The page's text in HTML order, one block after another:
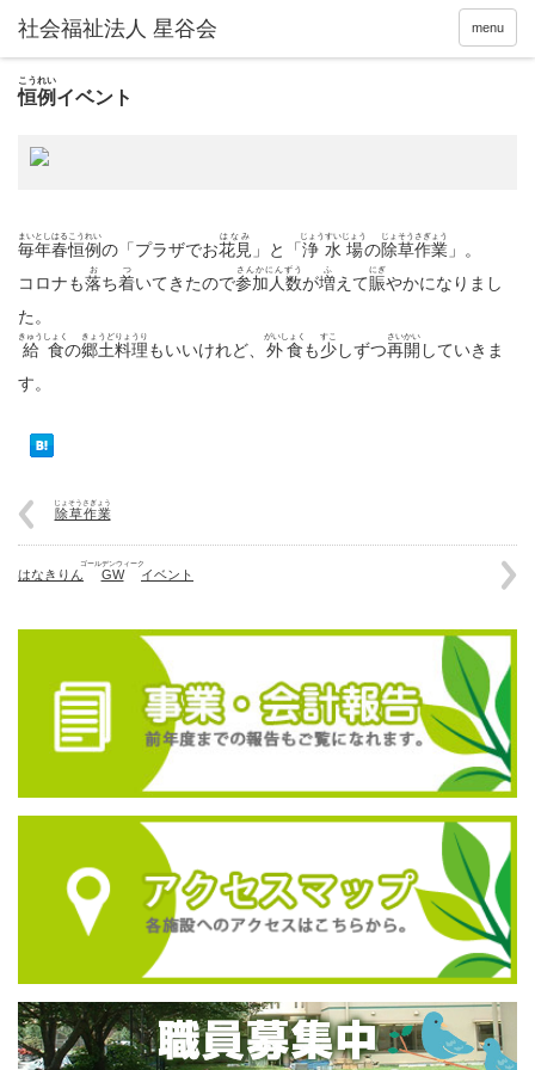
menu
恒例
こうれい
イベント
毎年春恒例
まいとしはるこうれい
の「プラザでお花見
はなみ
」と「浄水場
じょうすいじょう
の除草作業
じょそうさぎょう
」。
コロナも落
お
ち着
つ
いてきたので参加人数
さんかにんずう
が増
ふ
えて賑
にぎ
やかになりまし
た。
給食
きゅうしょく
の郷土料理
きょうどりょうり
もいいけれど、 外食
がいしょく
も少
すこ
しずつ再開
さいかい
していきま
す。
除草作業
じょそうさぎょう
はなきりん GW
ゴールデンウィーク
イベント